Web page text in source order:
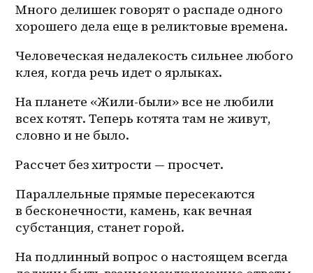
Много делишек говорят о распаде одного
хорошего дела еще в реликтовые времена.
Человеческая недалекость сильнее любого
клея, когда речь идет о ярлыках.
На планете «Жили-были» все не любили
всех котят. Теперь котята там не живут,
словно и не было.
Рассчет без хитрости — просчет.
Параллельные прямые пересекаются
в бесконечности, камень, как вечная
субстанция, станет горой.
На подлинный вопрос о настоящем всегда